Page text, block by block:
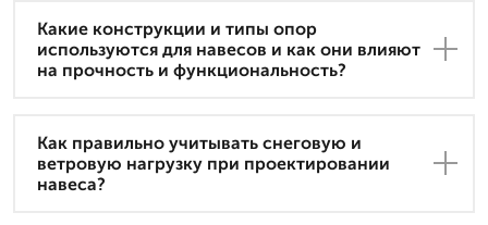
Какие конструкции и типы опор
используются для навесов и как они влияют
на прочность и функциональность?
Как правильно учитывать снеговую и
ветровую нагрузку при проектировании
навеса?